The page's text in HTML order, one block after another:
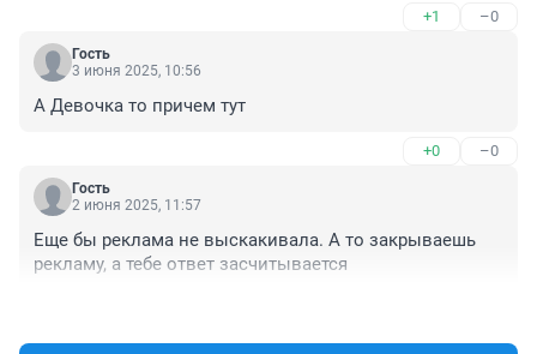
+1 –0
Гость
3 июня 2025, 10:56
А Девочка то причем тут
+0 –0
Гость
2 июня 2025, 11:57
Еще бы реклама не выскакивала. А то закрываешь
рекламу, а тебе ответ засчитывается